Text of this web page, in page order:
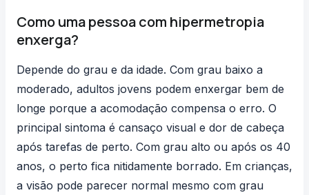
Como uma pessoa com hipermetropia
enxerga?
Depende do grau e da idade. Com grau baixo a
moderado, adultos jovens podem enxergar bem de
longe porque a acomodação compensa o erro. O
principal sintoma é cansaço visual e dor de cabeça
após tarefas de perto. Com grau alto ou após os 40
anos, o perto fica nitidamente borrado. Em crianças,
a visão pode parecer normal mesmo com grau